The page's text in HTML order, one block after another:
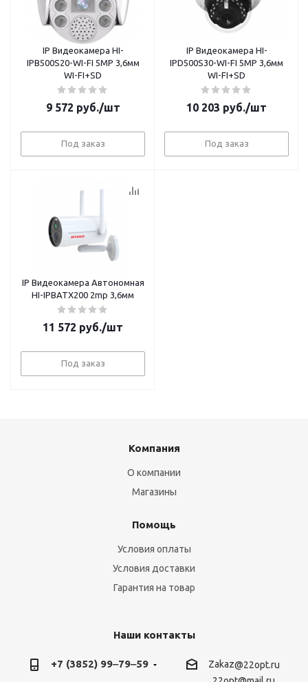
IP Видеокамера HI-
IPB500S20-WI-FI 5MP 3,6мм
WI-FI+SD
9 572 руб./шт
Под заказ
IP Видеокамера HI-
IPD500S30-WI-FI 5MP 3,6мм
WI-FI+SD
10 203 руб./шт
Под заказ
IP Видеокамера Автономная
HI-IPBATX200 2mp 3,6мм
11 572 руб./шт
Под заказ
Компания
О компании
Магазины
Помощь
Условия оплаты
Условия доставки
Гарантия на товар
Наши контакты
+7 (3852) 99‒79‒59 Zakaz@22opt.ru